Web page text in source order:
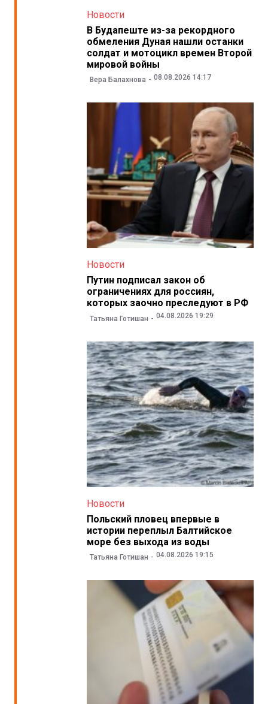
Новости
В Будапеште из-за рекордного
обмеления Дуная нашли останки
солдат и мотоцикл времен Второй
мировой войны
Вера Балахнова 08.08.2026 14:17
Новости
Путин подписал закон об
ограничениях для россиян,
которых заочно преследуют в РФ
Татьяна Готишан 04.08.2026 19:29
Новости
Польский пловец впервые в
истории переплыл Балтийское
море без выхода из воды
Татьяна Готишан 04.08.2026 19:15